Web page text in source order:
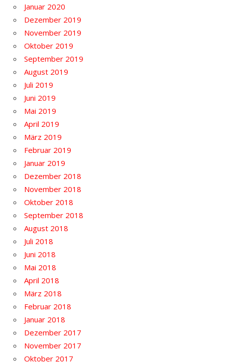
Januar 2020
Dezember 2019
November 2019
Oktober 2019
September 2019
August 2019
Juli 2019
Juni 2019
Mai 2019
April 2019
März 2019
Februar 2019
Januar 2019
Dezember 2018
November 2018
Oktober 2018
September 2018
August 2018
Juli 2018
Juni 2018
Mai 2018
April 2018
März 2018
Februar 2018
Januar 2018
Dezember 2017
November 2017
Oktober 2017